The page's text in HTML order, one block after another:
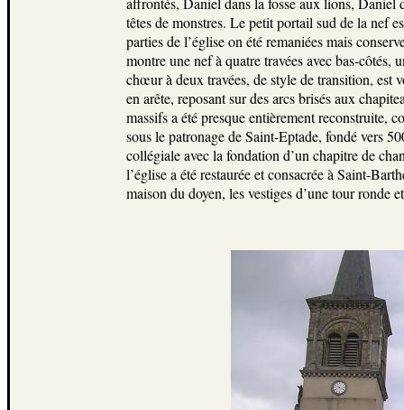
têtes de monstres. Le petit portail sud de la nef
parties de l’église on été remaniées mais
montre une nef à quatre travées avec bas-
chœur à deux travées, de style de transition, est
en arête, reposant sur des arcs brisés aux
massifs a été presque entièrement reconstruite,
sous le patronage de Saint-Eptade, fondé vers
collégiale avec la fondation d’un chapitre de
l’église a été restaurée et consacrée à Saint-
maison du doyen, les vestiges d’une tour ronde